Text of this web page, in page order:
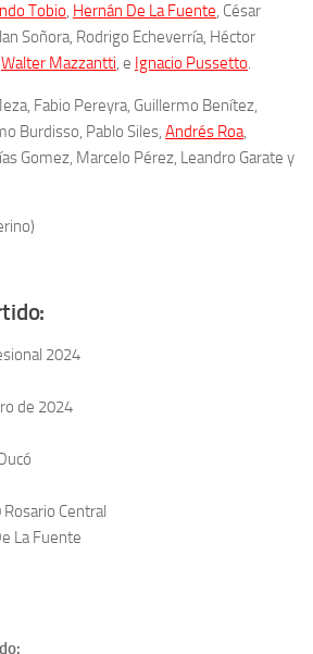
Tobio, Hernán De La Fuente, César
Soñora, Rodrigo Echeverría, Héctor
Walter Mazzantti, e Ignacio Pussetto.
Fabio Pereyra, Guillermo Benítez,
Burdisso, Pablo Siles, Andrés Roa,
Gomez, Marcelo Pérez, Leandro Garate y
2024
de 2024
Central
La Fuente